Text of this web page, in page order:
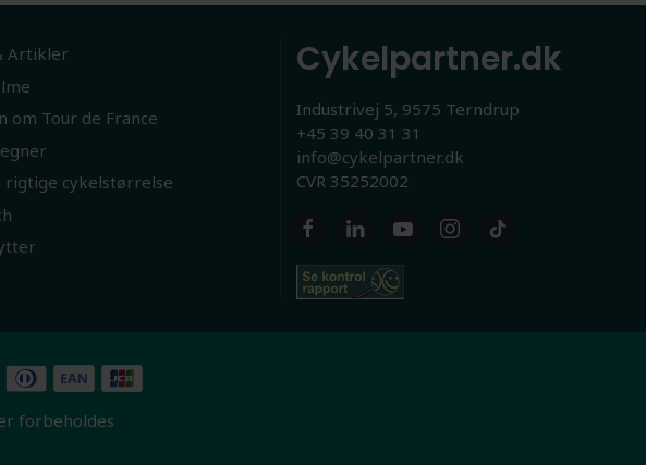
Artikler
om Tour de France
rigtige cykelstørrelse
Cykelpartner.dk
Industrivej 5, 9575 Terndrup
+45 39 40 31 31
info@cykelpartner.dk
CVR 35252002
forbeholdes